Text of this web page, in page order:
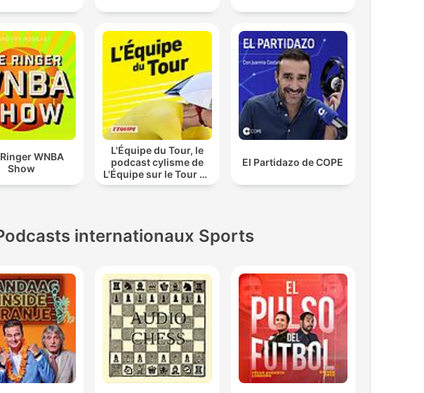
WNBA
Show
L'Équipe du Tour, le
podcast cylisme de
L'Équipe sur le Tour de
France
El Partidazo de COPE
internationaux Sports